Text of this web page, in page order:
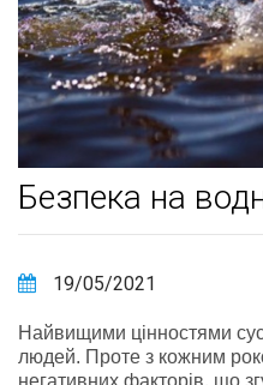
Безпека на
19/05/2021
Найвищими цінностями
людей. Проте з кожним
негативних факторів, що